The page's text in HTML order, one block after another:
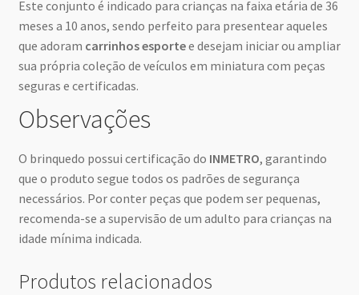
Este conjunto é indicado para crianças na faixa etária de 36
meses a 10 anos, sendo perfeito para presentear aqueles
que adoram carrinhos esportee desejam iniciar ou ampliar
sua própria coleção de veículos em miniatura com peças
seguras e certificadas.
Observações
O brinquedo possui certificação do INMETRO, garantindo
que o produto segue todos os padrões de segurança
necessários. Por conter peças que podem ser pequenas,
recomenda-se a supervisão de um adulto para crianças na
idade mínima indicada.
Produtos relacionados